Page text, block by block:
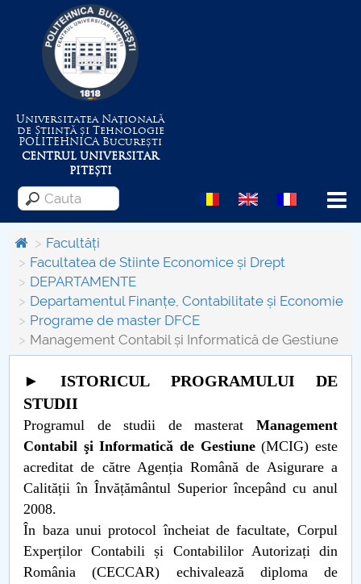
Universitatea Națională
de Știință și Tehnologie
POLITEHNICABucurești
CENTRUL UNIVERSITAR
PITEȘTI
Menu
Despre Universitate
Centrul de Management al Proiectelor
Nr. de telefon si adrese Facultăți
Admitere
Români de pretutindeni - ADMITERE
Senat
Facultăți
Facultăți
Facultatea de Stiinte Economice și Drept
DEPARTAMENTE
Departamentul Finanțe, Contabilitate și Economie
Programe de master DFCE
Management Contabil și Informatică de Gestiune
► ISTORICUL PROGRAMULUI DE
STUDII
Programul de studii de masterat Management
Contabil şi Informatică de Gestiune(MCIG) este
acreditat de către Agenția Română de Asigurare a
Calității în Învățământul Superior începând cu anul
2008.
În baza unui protocol încheiat de facultate, Corpul
Experților Contabili și Contabililor Autorizați din
România (CECCAR) echivalează diploma de